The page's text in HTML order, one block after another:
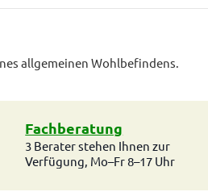
allgemeinen Wohlbefindens.
Fachberatung
3 Berater stehen Ihnen zur
Verfügung, Mo–Fr 8–17 Uhr